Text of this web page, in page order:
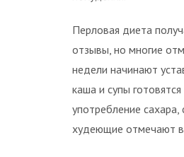
Перловая диета
отзывы, но многие
недели начинают
каша и супы
употребление
худеющие отмечают в